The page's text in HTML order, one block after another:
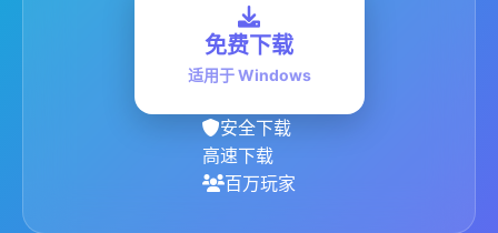
免费下载
适用于 Windows
安全下载
高速下载
百万玩家